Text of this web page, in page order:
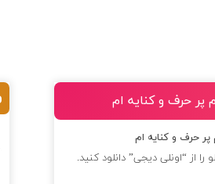
پر حرف و کنایه ام
پر حرف و کنایه ام
را از “اونلی دیجی” دانلود کنید.